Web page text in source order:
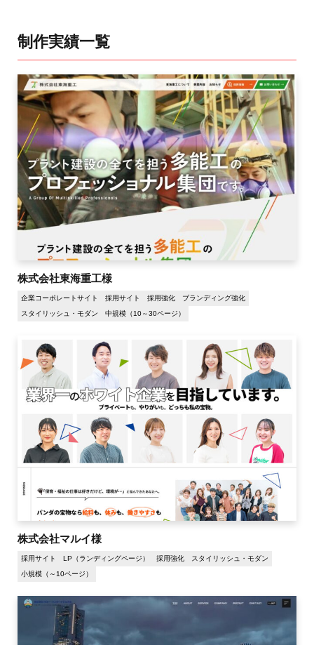
制作実績一覧
株式会社東海重工様
企業コーポレートサイト 採用サイト 採用強化
ブランディング強化
スタイリッシュ・モダン
中規模（10～30ページ）
株式会社マルイ様
採用サイト LP（ランディングページ） 採用強化
スタイリッシュ・モダン
小規模（～10ページ）